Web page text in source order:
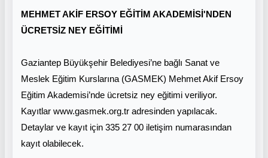
MEHMET AKİF ERSOY EĞİTİM AKADEMİSİ'NDEN
ÜCRETSİZ NEY EĞİTİMİ
Gaziantep Büyükşehir Belediyesi’ne bağlı Sanat ve
Meslek Eğitim Kurslarına (GASMEK) Mehmet Akif Ersoy
Eğitim Akademisi’nde ücretsiz ney eğitimi veriliyor.
Kayıtlar www.gasmek.org.tr adresinden yapılacak.
Detaylar ve kayıt için 335 27 00 iletişim numarasından
kayıt olabilecek.